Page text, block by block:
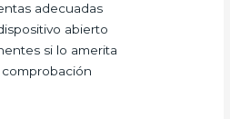
adecuadas
abierto
si lo amerita